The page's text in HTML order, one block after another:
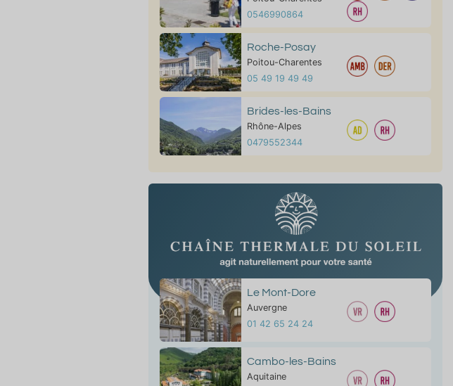
0546990864
Roche-Posay
Poitou-Charentes
05 49 19 49 49
Brides-les-Bains
Rhône-Alpes
0479552344
Le Mont-Dore
Auvergne
01 42 65 24 24
Cambo-les-Bains
Aquitaine